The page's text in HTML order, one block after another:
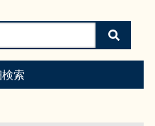
検
索
す
索